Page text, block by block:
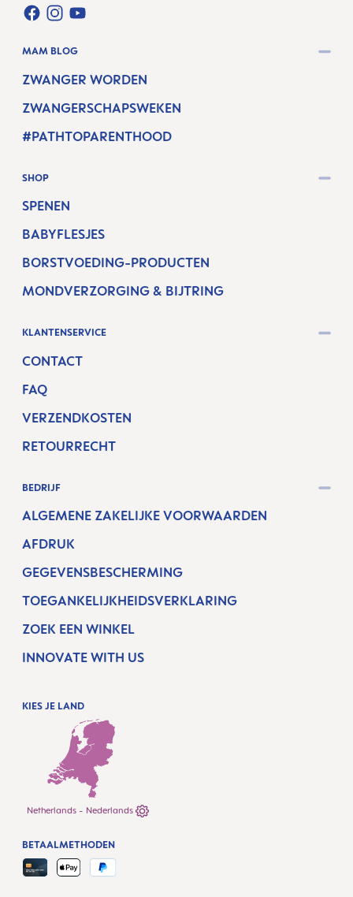
FACEBOOK
INSTAGRAM
YOUTUBE
MAM BLOG
ZWANGER WORDEN
ZWANGERSCHAPSWEKEN
#PATHTOPARENTHOOD
SHOP
SPENEN
BABYFLESJES
BORSTVOEDING-PRODUCTEN
MONDVERZORGING & BIJTRING
KLANTENSERVICE
CONTACT
FAQ
VERZENDKOSTEN
RETOURRECHT
BEDRIJF
ALGEMENE ZAKELIJKE VOORWAARDEN
AFDRUK
GEGEVENSBESCHERMING
TOEGANKELIJKHEIDSVERKLARING
ZOEK EEN WINKEL
INNOVATE WITH US
KIES JE LAND
Netherlands - Nederlands
BETAALMETHODEN